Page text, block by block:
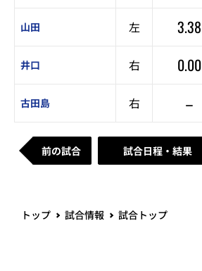
山田 左 3.38
井口 右 0.00
古田島 右 –
前の試合 試合日程・結果
トップ 試合情報 試合トップ